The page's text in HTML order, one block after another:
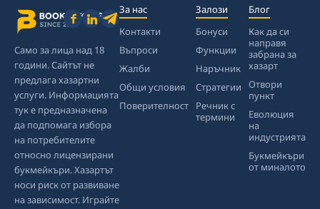
Само за лица над 18
години. Сайтът не
предлага хазартни
услуги. Информацията
тук е предназначена
да подпомага избора
на потребителите
относно лицензирани
букмейкъри. Хазартът
носи риск от развиване
на зависимост. Играйте
За нас
Контакти
Въпроси
Жалби
Общи условия
Поверителност
Залози
Бонуси
Функции
Наръчник
Стратегии
Речник с
термини
Блог
Как да си
направя
забрана за
хазарт
Отвори
пункт
Еволюция
на
индустрията
Букмейкъри
от миналото